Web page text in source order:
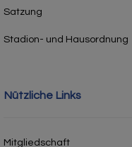
Satzung
Stadion- und Hausordnung
Nützliche Links
Mitgliedschaft